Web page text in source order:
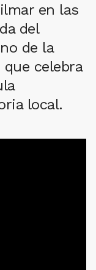
en las
del
de la
celebra
local.